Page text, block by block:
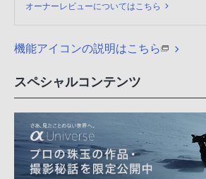
オーナーレビューについてはこちら
機能アイコンの説明はこちら
スペシャルコンテンツ